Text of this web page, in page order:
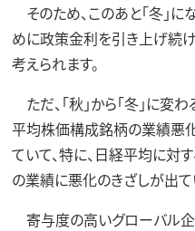
そのため、このあと「冬」
めに政策金利を引き上げ続け
考えられます。
ただ、「秋」から「冬」に変
平均株価構成銘柄の業績悪
ていて、特に、日経平均に対
の業績に悪化のきざしが出て
寄与度の高いグローバル